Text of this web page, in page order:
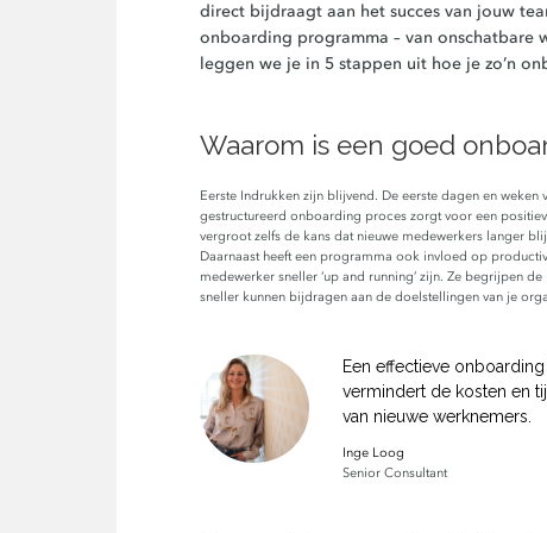
direct bijdraagt aan het succes van jouw
onboarding programma – van onschatbare
leggen we je in 5 stappen uit hoe je zo’n
Waarom is een goed
Eerste Indrukken zijn blijvend. De eerste dagen en
gestructureerd onboarding proces zorgt voor een
vergroot zelfs de kans dat nieuwe medewerkers langer
Daarnaast heeft een programma ook invloed op
medewerker sneller ‘up and running’ zijn. Ze begrijpen
sneller kunnen bijdragen aan de doelstellingen van je
Een effectieve
vermindert de kosten en
van nieuwe werknemers.
Inge Loog
Senior Consultant